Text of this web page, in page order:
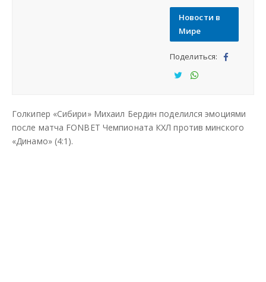
Новости в
Мире
Поделиться:
я
тьс
я
тьс
я
Голкипер «Сибири» Михаил Бердин поделился эмоциями
после матча FONBET Чемпионата КХЛ против минского
«Динамо» (4:1).